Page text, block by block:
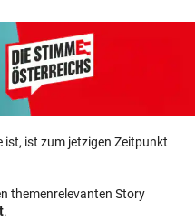
ist, ist zum jetzigen Zeitpunkt
themenrelevanten Story
.